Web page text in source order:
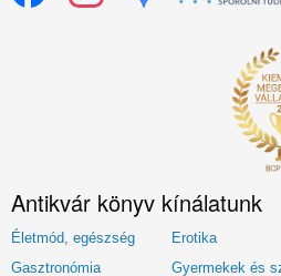
Antikvár könyv kínálatunk
Életmód, egészség Erotika
Gasztronómia
Gyermekek és